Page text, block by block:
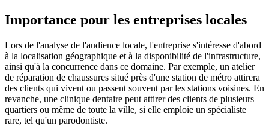
Importance pour les entreprises locales
Lors de l'analyse de l'audience locale, l'entreprise s'intéresse d'abord
à la localisation géographique et à la disponibilité de l'infrastructure,
ainsi qu'à la concurrence dans ce domaine. Par exemple, un atelier
de réparation de chaussures situé près d'une station de métro attirera
des clients qui vivent ou passent souvent par les stations voisines. En
revanche, une clinique dentaire peut attirer des clients de plusieurs
quartiers ou même de toute la ville, si elle emploie un spécialiste
rare, tel qu'un parodontiste.